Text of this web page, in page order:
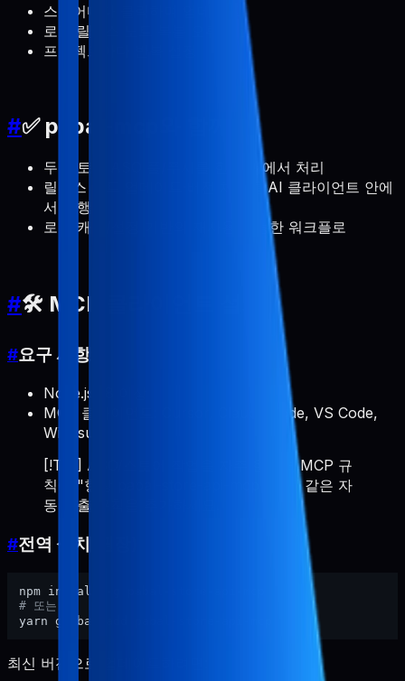
스토어마다 클릭하며 업데이트
로캘·릴리스 노트 복붙 오류
프로젝트마다 반복 설정
#✅ pabal-mcp와 함께
두 스토어 ASO 풀/푸시를 한 서버에서 처리
릴리스 노트 업데이트·버전 체크를 AI 클라이언트 안에
서 수행
로컬 캐시/설정 기반의 재사용 가능한 워크플로
#🛠️ MCP 클라이언트 설치
#요구 사항
Node.js 18 이상
MCP 클라이언트: Cursor, Claude Code, VS Code,
Windsurf
[!TIP] ASO/스토어 작업을 자주 한다면 MCP 규
칙에 "항상 pabal-store-api-mcp 사용" 같은 자
동 호출 규칙을 추가하세요.
#전역 설치(권장)
# 또는
최신 버전으로 업데이트하려면: